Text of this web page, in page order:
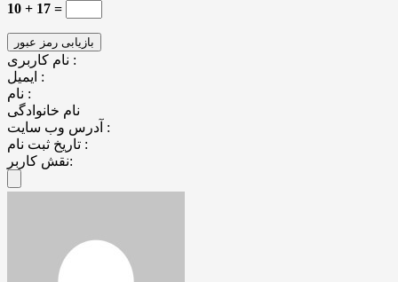
10 + 17 =
نام کاربری :
ایمیل :
نام :
نام خانوادگی
آدرس وب سایت :
تاریخ ثبت نام :
نقش کاربر: